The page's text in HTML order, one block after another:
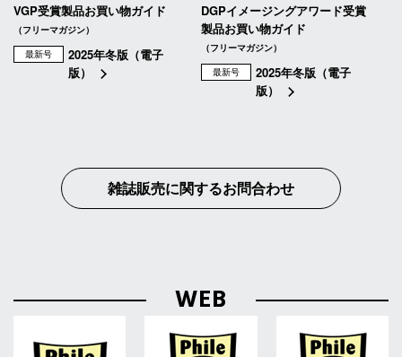
VGP受賞製品お買い物ガイド
（フリーマガジン）
最新号
2025年冬版（電子
版）
DGPイメージングアワード受賞
製品お買い物ガイド
（フリーマガジン）
最新号
2025年冬版（電子
版）
雑誌販売に関するお問合わせ
WEB